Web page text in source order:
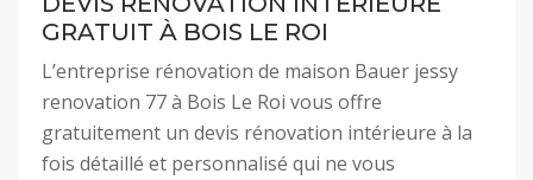
GRATUIT À BOIS LE ROI
L’entreprise rénovation de maison Bauer jessy
renovation 77 à Bois Le Roi vous offre
gratuitement un devis rénovation intérieure à la
fois détaillé et personnalisé qui ne vous